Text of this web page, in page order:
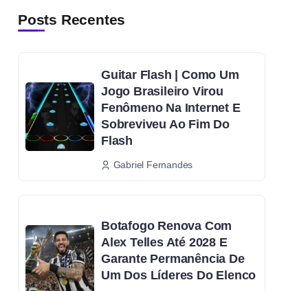
Posts Recentes
Guitar Flash | Como Um
Jogo Brasileiro Virou
Fenômeno Na Internet E
Sobreviveu Ao Fim Do
Flash
Gabriel Fernandes
Botafogo Renova Com
Alex Telles Até 2028 E
Garante Permanência De
Um Dos Líderes Do Elenco